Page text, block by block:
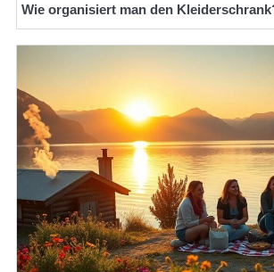
Wie organisiert man den